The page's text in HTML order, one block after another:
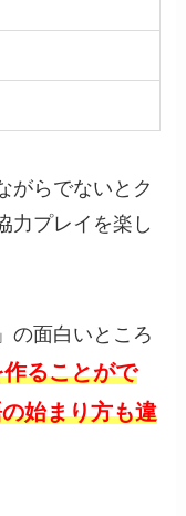
がらでないとク
力プレイを楽し
の面白いところ
ることがで
始まり方も違